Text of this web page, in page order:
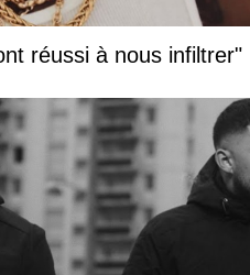
réussi à nous infiltrer"